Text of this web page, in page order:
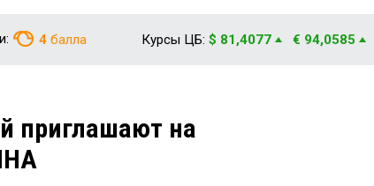
4 балла Курсы ЦБ: $ 81,4077 € 94,0585
приглашают на